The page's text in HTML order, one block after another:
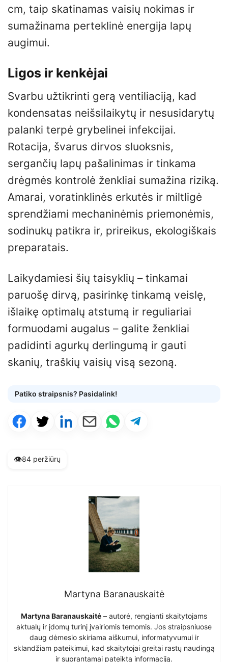
cm, taip skatinamas vaisių nokimas ir
sumažinama perteklinė energija lapų
augimui.
Ligos ir kenkėjai
Svarbu užtikrinti gerą ventiliaciją, kad
kondensatas neišsilaikytų ir nesusidarytų
palanki terpė grybelinei infekcijai.
Rotacija, švarus dirvos sluoksnis,
sergančių lapų pašalinimas ir tinkama
drėgmės kontrolė ženkliai sumažina riziką.
Amarai, voratinklinės erkutės ir miltligė
sprendžiami mechaninėmis priemonėmis,
sodinukų patikra ir, prireikus, ekologiškais
preparatais.
Laikydamiesi šių taisyklių – tinkamai
paruošę dirvą, pasirinkę tinkamą veislę,
išlaikę optimalų atstumą ir reguliariai
formuodami augalus – galite ženkliai
padidinti agurkų derlingumą ir gauti
skanių, traškių vaisių visą sezoną.
Patiko straipsnis? Pasidalink!
👁️84 peržiūrų
Martyna Baranauskaitė
Martyna Baranauskaitė – autorė, rengianti skaitytojams
aktualų ir įdomų turinį įvairiomis temomis. Jos straipsniuose
daug dėmesio skiriama aiškumui, informatyvumui ir
sklandžiam pateikimui, kad skaitytojai greitai rastų naudingą
ir suprantamai pateiktą informaciją.